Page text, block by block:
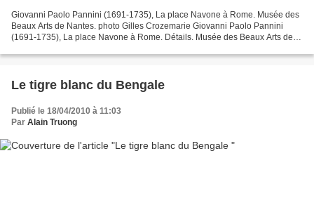
Giovanni Paolo Pannini (1691-1735), La place Navone à Rome. Musée des
Beaux Arts de Nantes. photo Gilles Crozemarie Giovanni Paolo Pannini
(1691-1735), La place Navone à Rome. Détails. Musée des Beaux Arts de
Le tigre blanc du Bengale
Publié le 18/04/2010 à 11:03
Par Alain Truong